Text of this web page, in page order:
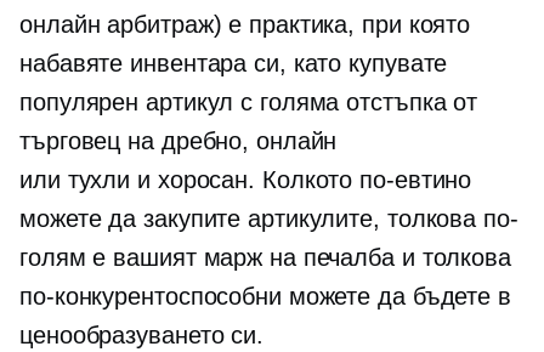
онлайн арбитраж) е практика, при която
набавяте инвентара си, като купувате
популярен артикул с голяма отстъпка от
търговец на дребно, онлайн
или тухли и хоросан. Колкото по-евтино
можете да закупите артикулите, толкова по-
голям е вашият марж на печалба и толкова
по-конкурентоспособни можете да бъдете в
ценообразуването си.